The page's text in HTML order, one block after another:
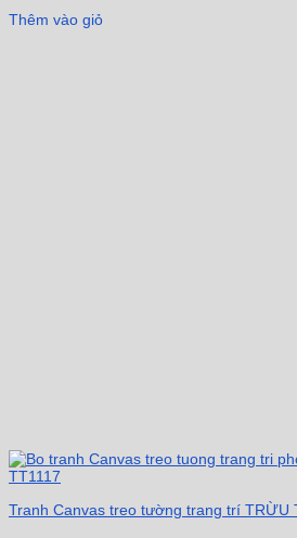
Thêm vào giỏ
Tranh Canvas treo tường trang trí TRỪU